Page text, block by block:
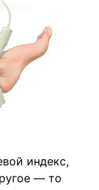
индекс,
— то